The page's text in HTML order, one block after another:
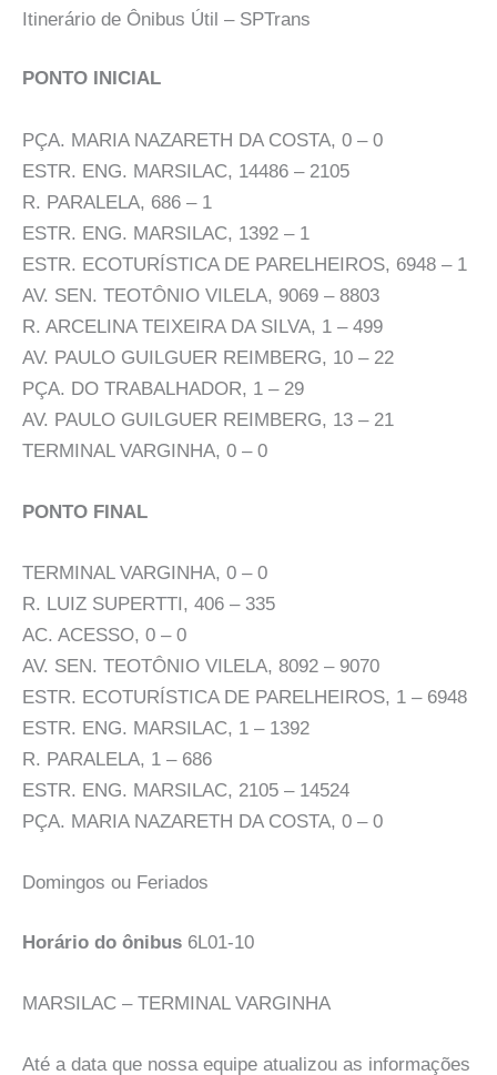
Itinerário de Ônibus Útil – SPTrans
PONTO INICIAL
PÇA. MARIA NAZARETH DA COSTA, 0 – 0
ESTR. ENG. MARSILAC, 14486 – 2105
R. PARALELA, 686 – 1
ESTR. ENG. MARSILAC, 1392 – 1
ESTR. ECOTURÍSTICA DE PARELHEIROS, 6948 – 1
AV. SEN. TEOTÔNIO VILELA, 9069 – 8803
R. ARCELINA TEIXEIRA DA SILVA, 1 – 499
AV. PAULO GUILGUER REIMBERG, 10 – 22
PÇA. DO TRABALHADOR, 1 – 29
AV. PAULO GUILGUER REIMBERG, 13 – 21
TERMINAL VARGINHA, 0 – 0
PONTO FINAL
TERMINAL VARGINHA, 0 – 0
R. LUIZ SUPERTTI, 406 – 335
AC. ACESSO, 0 – 0
AV. SEN. TEOTÔNIO VILELA, 8092 – 9070
ESTR. ECOTURÍSTICA DE PARELHEIROS, 1 – 6948
ESTR. ENG. MARSILAC, 1 – 1392
R. PARALELA, 1 – 686
ESTR. ENG. MARSILAC, 2105 – 14524
PÇA. MARIA NAZARETH DA COSTA, 0 – 0
Domingos ou Feriados
Horário do ônibus 6L01-10
MARSILAC – TERMINAL VARGINHA
Até a data que nossa equipe atualizou as informações